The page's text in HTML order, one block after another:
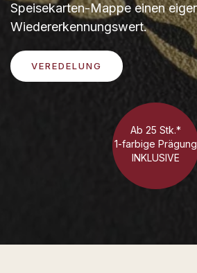
Speisekarten-Mappe einen
Wiedererkennungswert.
VEREDELUNG
Ab 25 Stk.*
1-farbige Prägung
INKLUSIVE